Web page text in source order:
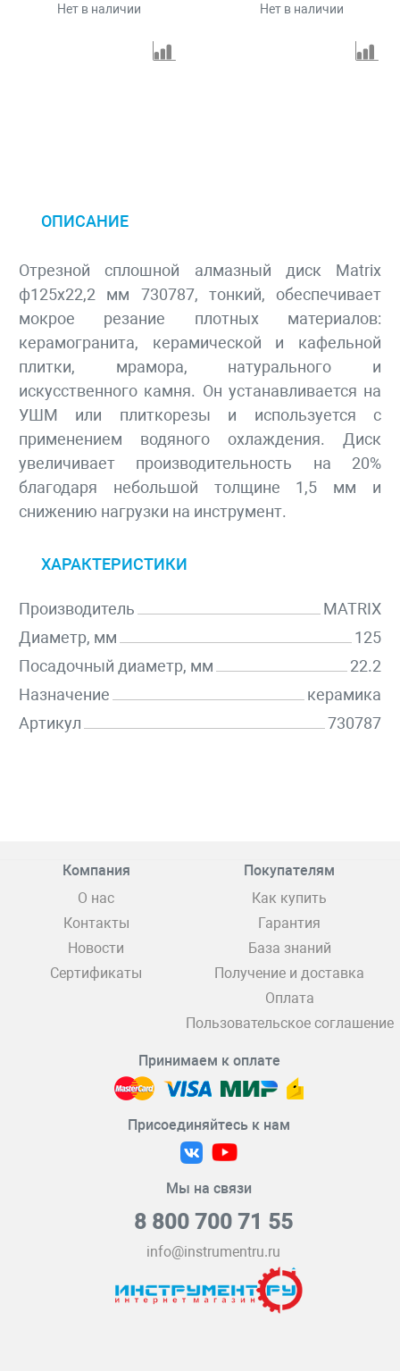
Нет в наличии Нет в наличии
ОПИСАНИЕ
Отрезной сплошной алмазный диск Matrix
ф125х22,2 мм 730787, тонкий, обеспечивает
мокрое резание плотных материалов:
керамогранита, керамической и кафельной
плитки, мрамора, натурального и
искусственного камня. Он устанавливается на
УШМ или плиткорезы и используется с
применением водяного охлаждения. Диск
увеличивает производительность на 20%
благодаря небольшой толщине 1,5 мм и
снижению нагрузки на инструмент.
ХАРАКТЕРИСТИКИ
Производитель
MATRIX
Диаметр, мм
125
Посадочный диаметр, мм
22.2
Назначение
керамика
Артикул
730787
Компания
О нас
Контакты
Новости
Сертификаты
Покупателям
Как купить
Гарантия
База знаний
Получение и доставка
Оплата
Пользовательское соглашение
Принимаем к оплате
Присоединяйтесь к нам
Мы на связи
8 800 700 71 55
info@instrumentru.ru